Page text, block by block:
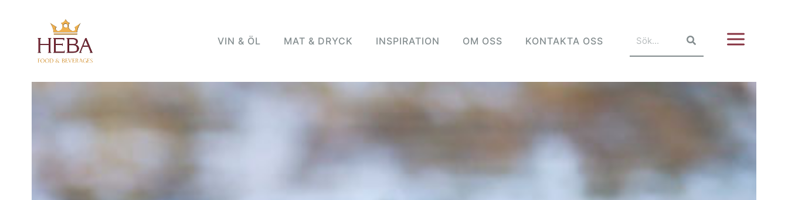
VIN & ÖL MAT & DRYCK INSPIRATION OM OSS KONTAKTA OSS